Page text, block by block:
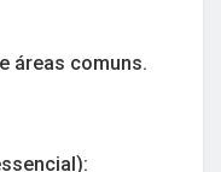
áreas comuns.